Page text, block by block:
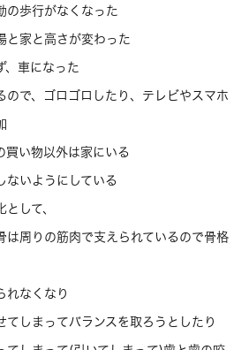
の歩行がなくなった
と家と高さが変わった
、車になった
ので、ゴロゴロしたり、テレビやスマホ
買い物以外は家にいる
ないようにしている
して、
周りの筋肉で支えられているので骨格
れなくなり
しまってバランスを取ろうとしたり